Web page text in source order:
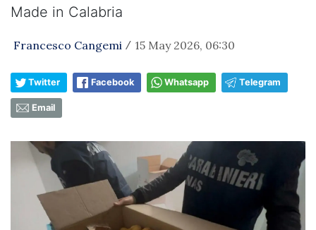
Made in Calabria
Francesco Cangemi / 15 May 2026, 06:30
Twitter Facebook Whatsapp Telegram
Email